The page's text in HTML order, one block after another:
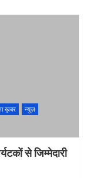
ख़बर
न्यूज़
से जिम्मेदारी